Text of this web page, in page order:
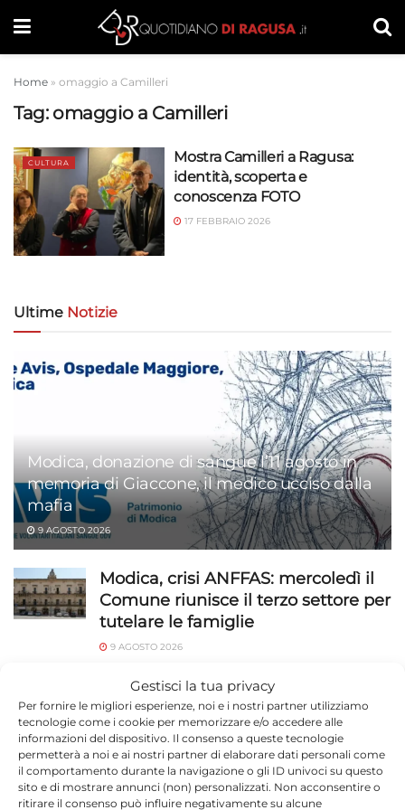
Gestisci la tua privacy
Per fornire le migliori esperienze, noi e i nostri partner utilizziamo
tecnologie come i cookie per memorizzare e/o accedere alle
informazioni del dispositivo. Il consenso a queste tecnologie
permetterà a noi e ai nostri partner di elaborare dati personali come
il comportamento durante la navigazione o gli ID univoci su questo
sito e di mostrare annunci (non) personalizzati. Non acconsentire o
ritirare il consenso può influire negativamente su alcune
Home » omaggio a Camilleri
Tag: omaggio a Camilleri
CULTURA
Mostra Camilleri a Ragusa:
identità, scoperta e
conoscenza FOTO
17 FEBBRAIO 2026
Ultime Notizie
Modica, donazione di sangue l’11 agosto in
memoria di Giaccone, il medico ucciso dalla
mafia
9 AGOSTO 2026
Modica, crisi ANFFAS: mercoledì il
Comune riunisce il terzo settore per
tutelare le famiglie
9 AGOSTO 2026
Modica Calcio, esordio in Coppa
Italia
9 AGOSTO 2026
Antonio Giannone racconta il
cammino Scicli-Santiago davanti al